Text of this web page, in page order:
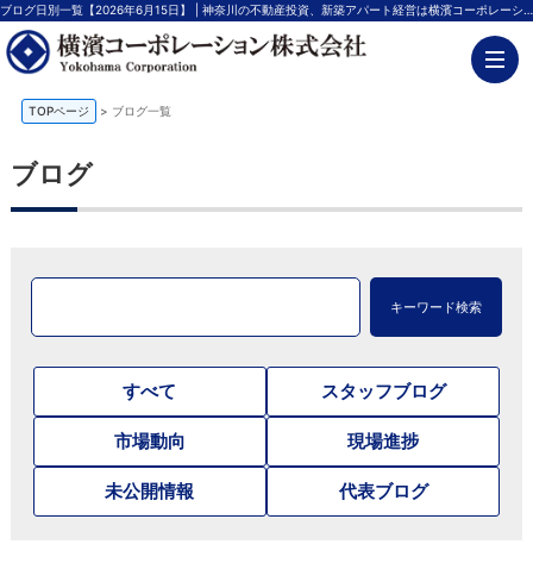
ブログ日別一覧【2026年6月15日】 | 神奈川の不動産投資、新築アパート経営は横濱コーポレーション
TOPページ > ブログ一覧
ブログ
キーワード検索
すべて スタッフブログ
市場動向 現場進捗
未公開情報 代表ブログ